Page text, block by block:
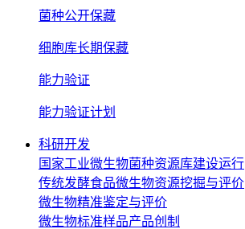
菌种公开保藏
细胞库长期保藏
能力验证
能力验证计划
科研开发
国家工业微生物菌种资源库建设运行
传统发酵食品微生物资源挖掘与评价
微生物精准鉴定与评价
微生物标准样品产品创制